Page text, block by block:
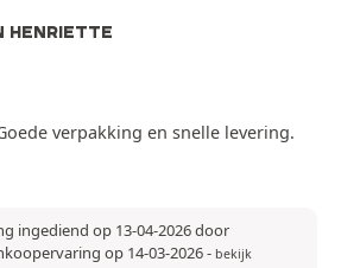
HENRIETTE
verpakking en snelle levering.
ingediend op 13-04-2026 door
op 14-03-2026- bekijk